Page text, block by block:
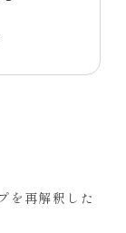
を再解釈した